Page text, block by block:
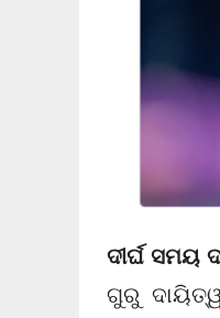
ଦୀର୍ଘ ସମୟ
ଗୁରୁ